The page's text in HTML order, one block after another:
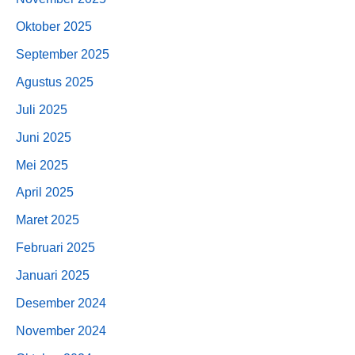
Oktober 2025
September 2025
Agustus 2025
Juli 2025
Juni 2025
Mei 2025
April 2025
Maret 2025
Februari 2025
Januari 2025
Desember 2024
November 2024